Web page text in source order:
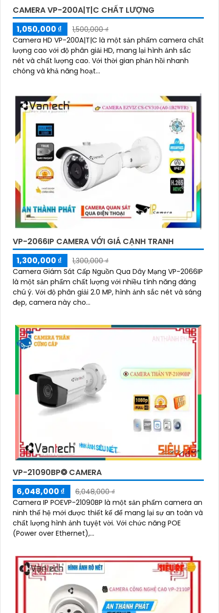
CAMERA VP-200A|T|C CHẤT LƯỢNG
1,050,000 ₫
1,500,000 ₫
Camera HD VP-200A|T|C là một sản phẩm camera chất
lượng cao với độ phân giải HD, mang lại hình ảnh sắc
nét và chất lượng cao. Với thời gian phản hồi nhanh
chóng và khả năng hoạt...
VP-2066IP CAMERA VỚI GIÁ CẠNH TRANH
1,300,000 ₫
1,300,000 ₫
Camera Giám Sát Cấp Nguồn Qua Dây Mạng VP-2066IP
là một sản phẩm chất lượng với nhiều tính năng đáng
chú ý. Với độ phân giải 2.0 MP, hình ảnh sắc nét và sáng
đẹp, camera này cho...
VP-21090BP❂ CAMERA
6,048,000 ₫
6,048,000 ₫
Camera IP POEVP-21090BP là một sản phẩm camera an
ninh thế hệ mới được thiết kế để mang lại sự an toàn và
chất lượng hình ảnh tuyệt vời. Với chức năng POE
(Power over Ethernet),...